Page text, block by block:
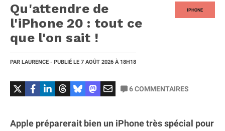
IPHONE
Qu'attendre de
l'iPhone 20 : tout ce
que l'on sait !
PAR LAURENCE - PUBLIÉ LE 7 AOÛT 2026 À 18H18
6COMMENTAIRES
Apple préparerait bien un iPhone très spécial pour